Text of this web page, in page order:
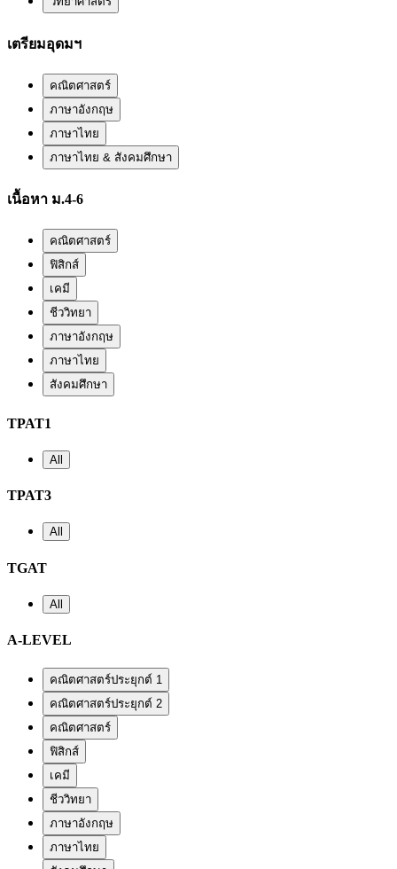
เตรียมอุดมฯ
คณิตศาสตร์
ภาษาอังกฤษ
ภาษาไทย
ภาษาไทย & สังคมศึกษา
เนื้อหา ม.4-6
คณิตศาสตร์
ฟิสิกส์
เคมี
ชีววิทยา
ภาษาอังกฤษ
ภาษาไทย
สังคมศึกษา
TPAT1
All
TPAT3
All
TGAT
All
A-LEVEL
คณิตศาสตร์ประยุกต์ 1
คณิตศาสตร์ประยุกต์ 2
คณิตศาสตร์
ฟิสิกส์
เคมี
ชีววิทยา
ภาษาอังกฤษ
ภาษาไทย